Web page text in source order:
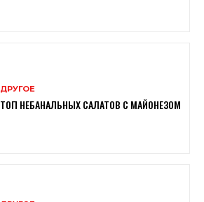
ДРУГОЕ
ТОП НЕБАНАЛЬНЫХ САЛАТОВ С МАЙОНЕЗОМ